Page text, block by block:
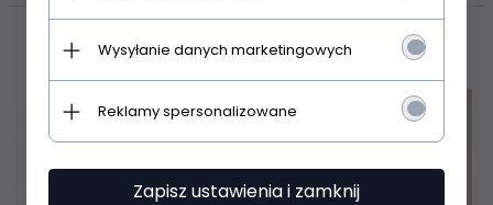
PromocjaWysyłanie danych marketingowych
Reklamy spersonalizowane
Zapisz ustawienia i zamknij